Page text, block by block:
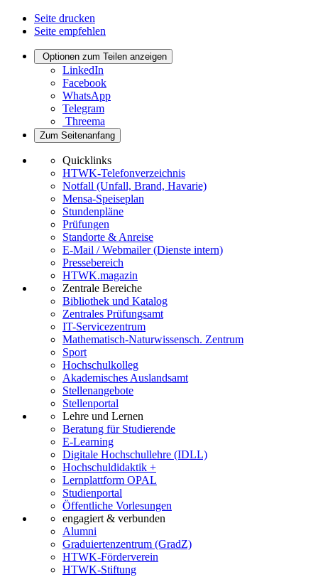
Seite drucken
Seite empfehlen
Optionen zum Teilen anzeigen
LinkedIn
Facebook
WhatsApp
Telegram
Threema
Zum Seitenanfang
Quicklinks
HTWK-Telefonverzeichnis
Notfall (Unfall, Brand, Havarie)
Mensa-Speiseplan
Stundenpläne
Prüfungen
Standorte & Anreise
E-Mail / Webmailer (Dienste intern)
Pressebereich
HTWK.magazin
Zentrale Bereiche
Bibliothek und Katalog
Zentrales Prüfungsamt
IT-Servicezentrum
Mathematisch-Naturwissensch. Zentrum
Sport
Hochschulkolleg
Akademisches Auslandsamt
Stellenangebote
Stellenportal
Lehre und Lernen
Beratung für Studierende
E-Learning
Digitale Hochschullehre (IDLL)
Hochschuldidaktik +
Lernplattform OPAL
Studienportal
Öffentliche Vorlesungen
engagiert & verbunden
Alumni
Graduiertenzentrum (GradZ)
HTWK-Förderverein
HTWK-Stiftung